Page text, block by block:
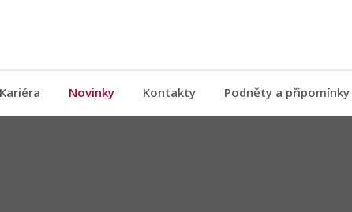
Kariéra Novinky Kontakty Podněty a připomínky